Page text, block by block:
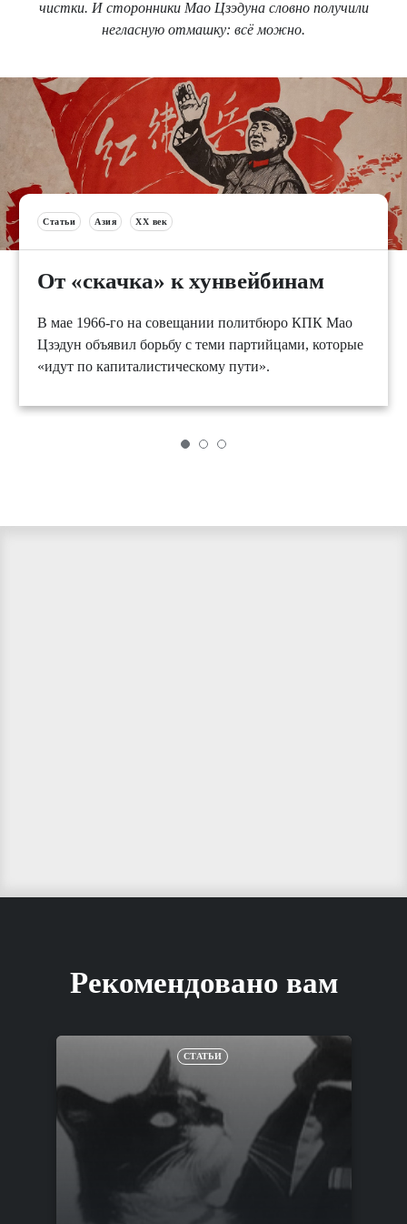
чистки. И сторонники Мао Цзэдуна словно получили
негласную отмашку: всё можно.
Статьи Азия XX век
От «скачка» к хунвейбинам
В мае 1966-го на совещании политбюро КПК Мао
Цзэдун объявил борьбу с теми партийцами, которые
«идут по капиталистическому пути».
Рекомендовано вам
СТАТЬИ